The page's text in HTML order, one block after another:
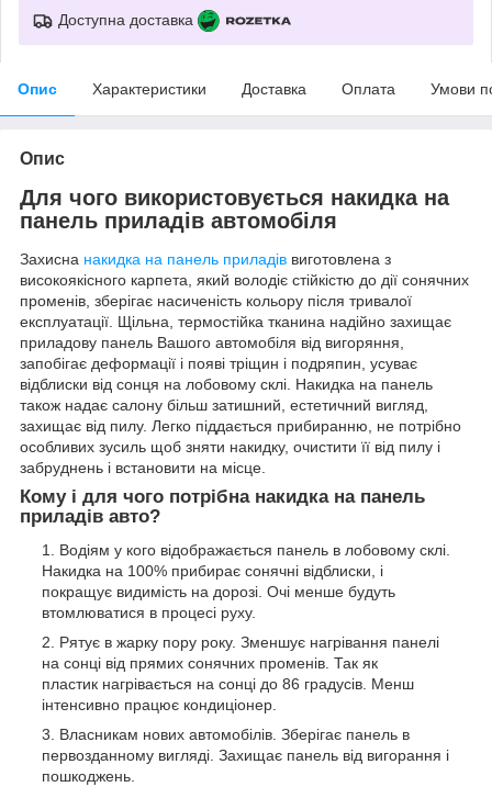
Доступна доставка
Опис Характеристики Доставка Оплата Умови
Опис
Для чого використовується накидка на
панель приладів автомобіля
Захисна накидка на панель приладів виготовлена з
високоякісного карпета, який володіє стійкістю до дії сонячних
променів, зберігає насиченість кольору після тривалої
експлуатації. Щільна, термостійка тканина надійно захищає
приладову панель Вашого автомобіля від вигоряння,
запобігає деформації і появі тріщин і подряпин, усуває
відблиски від сонця на лобовому склі. Накидка на панель
також надає салону більш затишний, естетичний вигляд,
захищає від пилу. Легко піддається прибиранню, не потрібно
особливих зусиль щоб зняти накидку, очистити її від пилу і
забруднень і встановити на місце.
Кому і для чого потрібна накидка на панель
приладів авто?
Водіям у кого відображається панель в лобовому склі.
Накидка на 100% прибирає сонячні відблиски, і
покращує видимість на дорозі. Очі менше будуть
втомлюватися в процесі руху.
Рятує в жарку пору року. Зменшує нагрівання панелі
на сонці від прямих сонячних променів. Так як
пластик нагрівається на сонці до 86 градусів. Менш
інтенсивно працює кондиціонер.
Власникам нових автомобілів. Зберігає панель в
первозданному вигляді. Захищає панель від вигорання і
пошкоджень.